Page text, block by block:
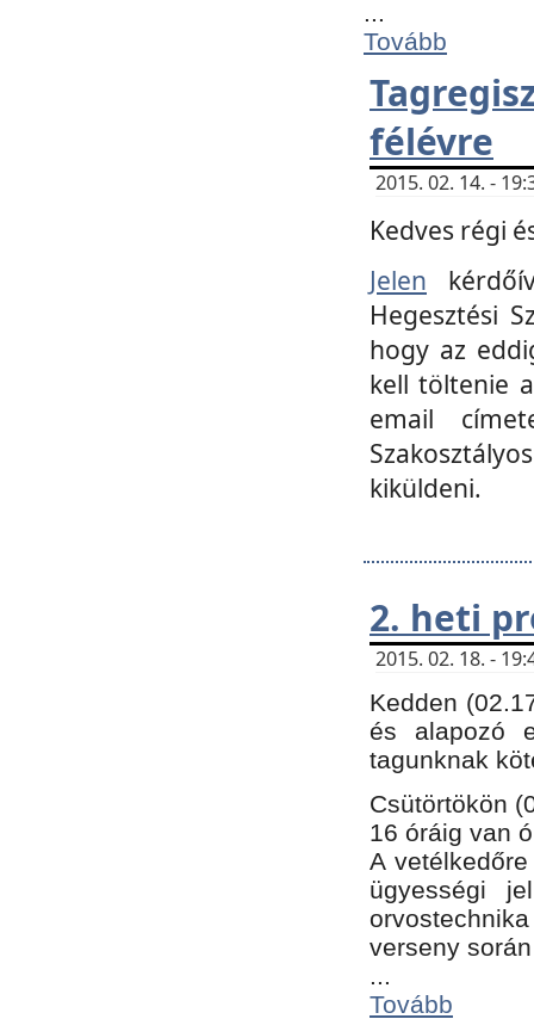
...
Tovább
félévre
2015. 02. 14. -
Kedves régi
Jelen
Hegesztési
hogy az
kell töltenie
email
kiküldeni.
2. heti
2015. 02. 18. -
Kedden
és alapozó
tagunknak
Csütörtökön
16 óráig van
A
ügyességi
verseny
...
Tovább